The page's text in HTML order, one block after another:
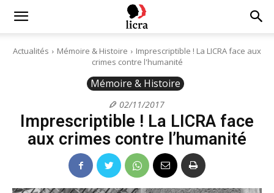
Licra
Antiraciste
Actualités Mémoire & Histoire
Imprescriptible ! La LICRA face aux
crimes contre l'humanité
Mémoire & Histoire
02/11/2017
Imprescriptible ! La LICRA face
aux crimes contre l’humanité